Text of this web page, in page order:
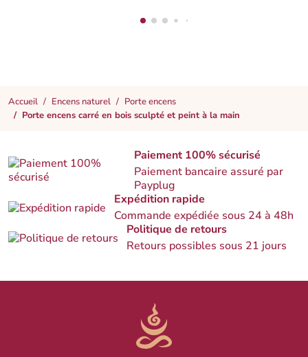
Accueil Encens naturel
Porte encens
Porte encens carré en bois sculpté et peint à la main
Paiement 100% sécurisé
Paiement bancaire assuré par
Payplug
Expédition rapide
Commande expédiée sous 24 à 48h
Politique de retours
Retours possibles sous 21 jours